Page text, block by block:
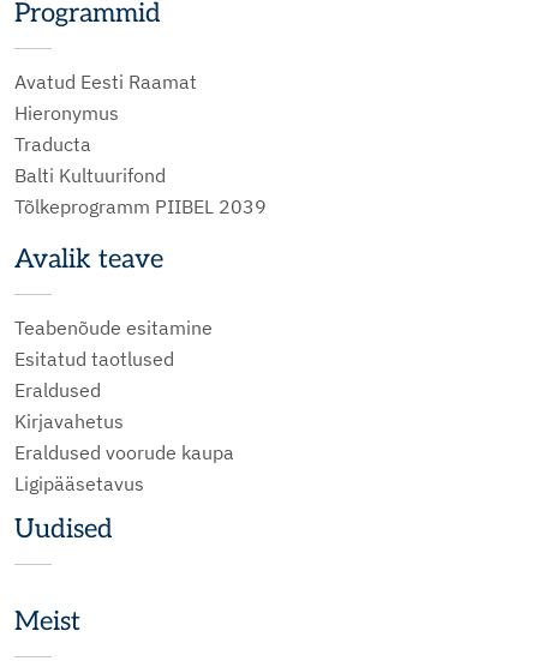
Programmid
Avatud Eesti Raamat
Hieronymus
Traducta
Balti Kultuurifond
Tõlkeprogramm PIIBEL 2039
Avalik teave
Teabenõude esitamine
Esitatud taotlused
Eraldused
Kirjavahetus
Eraldused voorude kaupa
Ligipääsetavus
Uudised
Meist